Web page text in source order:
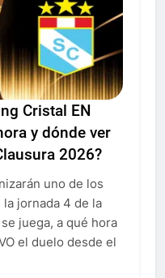
Cristal EN
y dónde ver
2026?
uno de los
jornada 4 de la
juega, a qué hora
el duelo desde el